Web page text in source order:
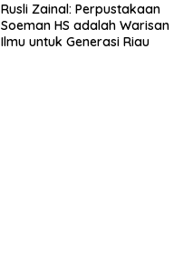
Rusli Zainal: Perpustakaan
Soeman HS adalah Warisan
Ilmu untuk Generasi Riau